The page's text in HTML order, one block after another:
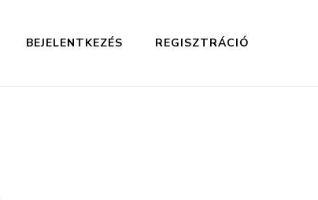
BEJELENTKEZÉS REGISZTRÁCIÓ